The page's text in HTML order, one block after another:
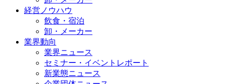
経営ノウハウ
飲食・宿泊
卸・メーカー
業界動向
業界ニュース
セミナー・イベントレポート
新業態ニュース